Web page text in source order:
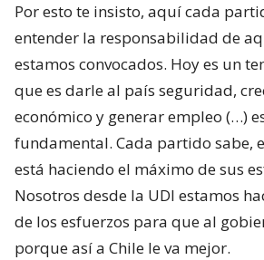
Por esto te insisto, aquí cada
entender la responsabilidad de
estamos convocados. Hoy es un
que es darle al país seguridad,
económico y generar empleo (…)
fundamental. Cada partido sabe,
está haciendo el máximo de sus
Nosotros desde la UDI estamos
de los esfuerzos para que al
porque así a Chile le va mejor.